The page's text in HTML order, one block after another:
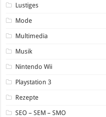
Lustiges
Mode
Multimedia
Musik
Nintendo Wii
Playstation 3
Rezepte
SEO – SEM – SMO